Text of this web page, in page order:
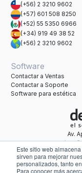
Este sitio web
sirven para mejorar
personalizados, tanto
Para conocer más
Av.
Las
(+56) 2 3210 9602
(+57) 601 508 8250
(+52) 55 5350 6966
(+34) 919 49 38 52
(+56) 2 3210 9602
Software
Contactar a Ventas
Contactar a Soporte
Software para estética